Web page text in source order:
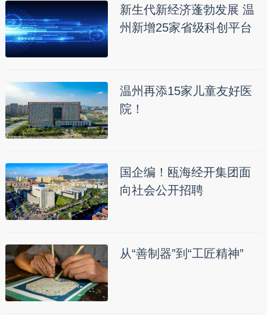
新生代新经济蓬勃发展 温
州新增25家省级科创平台
温州再添15家儿童友好医
院！
国企编！瓯海经开集团面
向社会公开招聘
从“善制器”到“工匠精神”